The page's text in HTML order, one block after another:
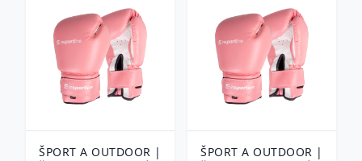
ŠPORT A OUTDOOR |
ŠPORT A OUTDOOR |